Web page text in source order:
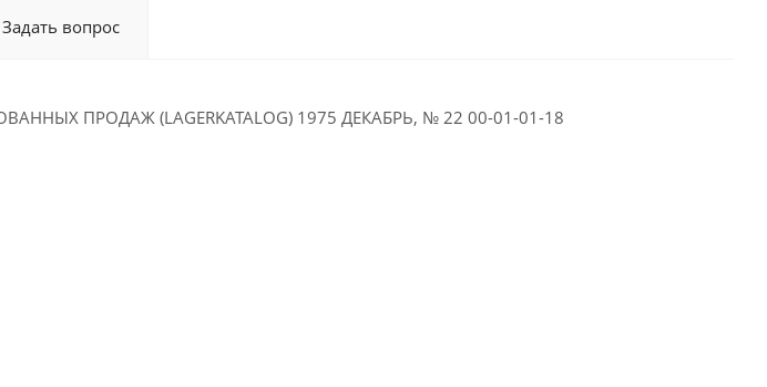
Задать вопрос
ПРОДАЖ (LAGERKATALOG) 1975 ДЕКАБРЬ, № 22 00-01-01-18